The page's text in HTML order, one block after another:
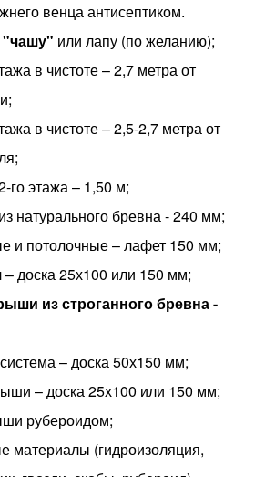
венца антисептиком.
"чашу" или лапу (по желанию);
в чистоте – 2,7 метра от
в чистоте – 2,5-2,7 метра от
го этажа – 1,50 м;
натурального бревна - 240 мм;
и потолочные – лафет 150 мм;
доска 25х100 или 150 мм;
из строганного бревна -
– доска 50х150 мм;
– доска 25х100 или 150 мм;
рубероидом;
материалы (гидроизоляция,